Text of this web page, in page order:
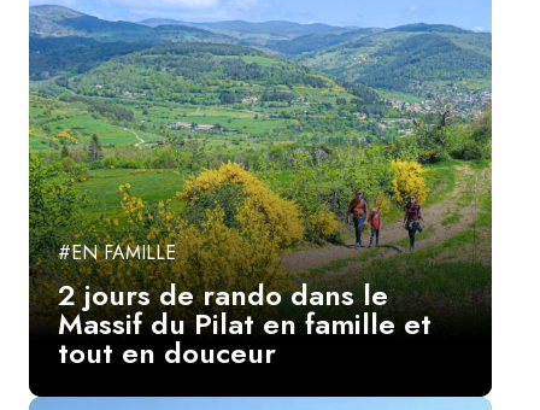
#EN FAMILLE
2 jours de rando dans le
Massif du Pilat en famille et
tout en douceur